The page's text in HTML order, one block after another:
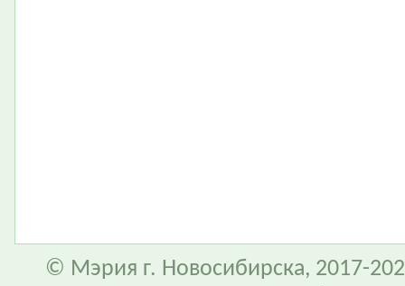
© Мэрия г. Новосибирска, 2017-